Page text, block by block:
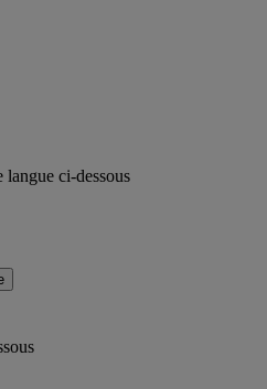
langue ci-dessous